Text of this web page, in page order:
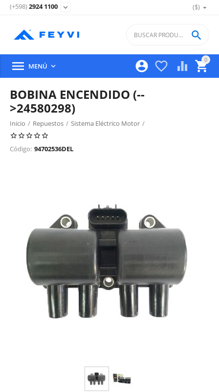
($)
(+598)2924 1100 expand_more
0

 


 MENÚ 
BOBINA ENCENDIDO (--
>24580298)
Inicio / Repuestos / Sistema Eléctrico Motor /
Distribuidor, Bobina Y Bujias De Encendido
Código: 94702536DEL